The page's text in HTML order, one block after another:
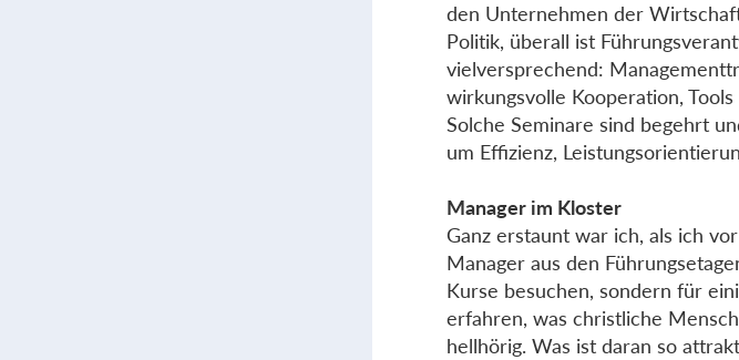
den Unternehmen der
Politik, überall ist
vielversprechend:
wirkungsvolle Kooperation,
Solche Seminare sind begehrt
um Effizienz,
Manager im Kloster
Ganz erstaunt war ich, als ich
Manager aus den
Kurse besuchen, sondern für
erfahren, was christliche
hellhörig. Was ist daran so